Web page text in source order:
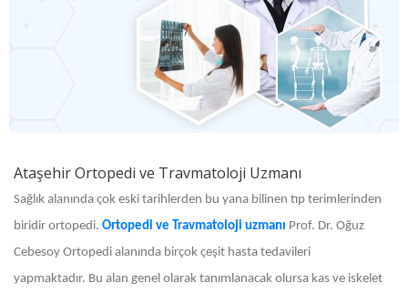
Ataşehir Ortopedi ve Travmatoloji Uzmanı
Sağlık alanında çok eski tarihlerden bu yana bilinen tıp terimlerinden
biridir ortopedi. Ortopedi ve Travmatoloji uzmanı Prof. Dr. Oğuz
Cebesoy Ortopedi alanında birçok çeşit hasta tedavileri
yapmaktadır. Bu alan genel olarak tanımlanacak olursa kas ve iskelet